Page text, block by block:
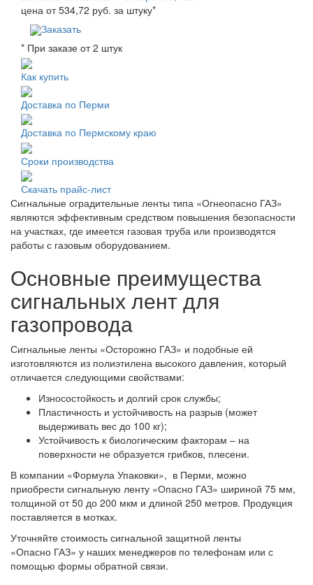
цена от534,72 руб. за штуку*
Заказать
* При заказе от 2 штук
Как купить
Доставка по Перми
Доставка по Пермскому краю
Сроки производства
Скачать прайс-лист
Сигнальные оградительные ленты типа «Огнеопасно ГАЗ»
являются эффективным средством повышения безопасности
на участках, где имеется газовая труба или производятся
работы с газовым оборудованием.
Основные преимущества
сигнальных лент для
газопровода
Сигнальные ленты «Осторожно ГАЗ» и подобные ей
изготовляются из полиэтилена высокого давления, который
отличается следующими свойствами:
Износостойкость и долгий срок службы;
Пластичность и устойчивость на разрыв (может
выдерживать вес до 100 кг);
Устойчивость к биологическим факторам – на
поверхности не образуется грибков, плесени.
В компании «Формула Упаковки», в Перми, можно
приобрести сигнальную ленту «Опасно ГАЗ» шириной 75 мм,
толщиной от 50 до 200 мкм и длиной 250 метров. Продукция
поставляется в мотках.
Уточняйте стоимость сигнальной защитной ленты
«Опасно ГАЗ» у наших менеджеров по телефонам или с
помощью формы обратной связи.